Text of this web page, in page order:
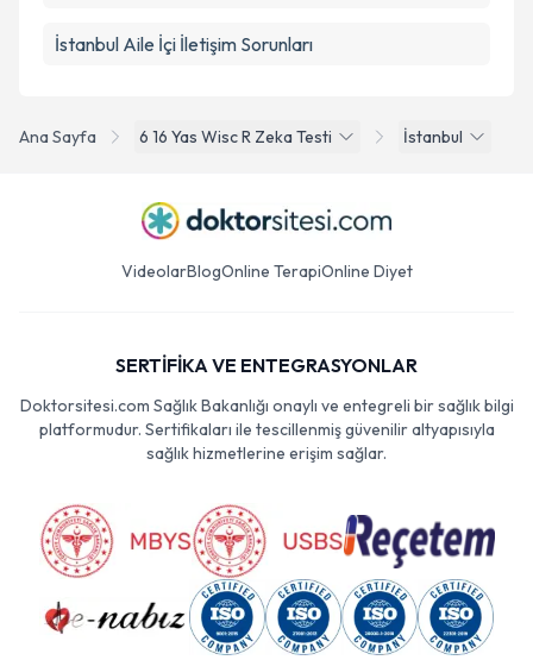
Ana Sayfa 6 16 Yas Wisc R Zeka Testi İstanbul
İstanbul Aile İçi İletişim Sorunları
VideolarBlogOnline TerapiOnline Diyet
SERTİFİKA VE ENTEGRASYONLAR
Doktorsitesi.com Sağlık Bakanlığı onaylı ve entegreli bir sağlık bilgi
platformudur. Sertifikaları ile tescillenmiş güvenilir altyapısıyla
sağlık hizmetlerine erişim sağlar.